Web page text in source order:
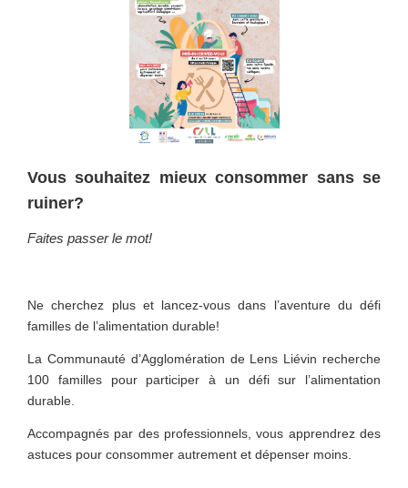
Vous souhaitez mieux consommer sans se
ruiner?
Faites passer le mot!
Ne cherchez plus et lancez-vous dans l’aventure du défi
familles de l’alimentation durable!
La Communauté d’Agglomération de Lens Liévin recherche
100 familles pour participer à un défi sur l’alimentation
durable.
Accompagnés par des professionnels, vous apprendrez des
astuces pour consommer autrement et dépenser moins.